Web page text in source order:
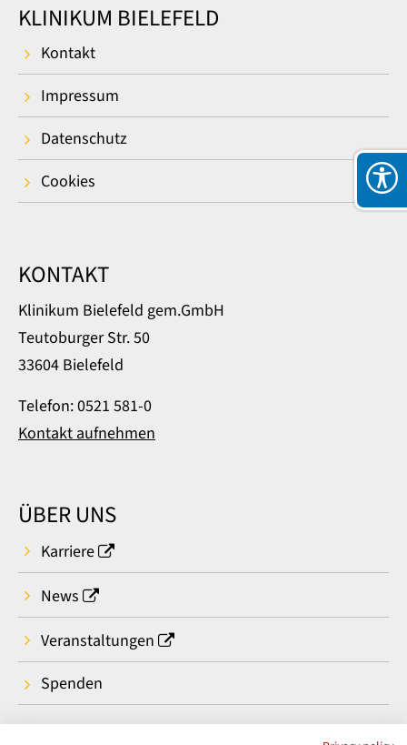
KLINIKUM BIELEFELD
Kontakt
Impressum
Datenschutz
Cookies
KONTAKT
Klinikum Bielefeld gem.GmbH
Teutoburger Str. 50
33604 Bielefeld
Telefon: 0521 581-0
Kontakt aufnehmen
ÜBER UNS
Karriere
News
Veranstaltungen
Spenden